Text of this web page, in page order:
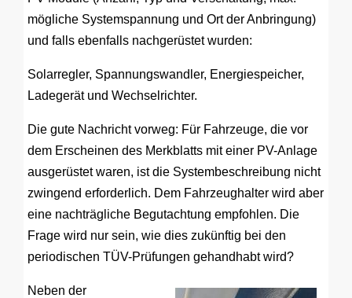
mögliche Systemspannung und Ort der Anbringung)
und falls ebenfalls nachgerüstet wurden:
Solarregler, Spannungswandler, Energiespeicher,
Ladegerät und Wechselrichter.
Die gute Nachricht vorweg: Für Fahrzeuge, die vor
dem Erscheinen des Merkblatts mit einer PV-Anlage
ausgerüstet waren, ist die Systembeschreibung nicht
zwingend erforderlich. Dem Fahrzeughalter wird aber
eine nachträgliche Begutachtung empfohlen. Die
Frage wird nur sein, wie dies zukünftig bei den
periodischen TÜV-Prüfungen gehandhabt wird?
Neben der